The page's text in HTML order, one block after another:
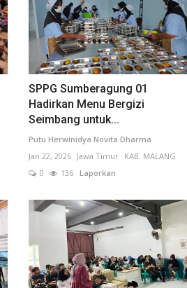
SPPG Sumberagung 01
Hadirkan Menu Bergizi
Seimbang untuk...
Putu Herwinidya Novita Dharma
Jan 22, 2026
Jawa Timur
KAB. MALANG
0
136Laporkan